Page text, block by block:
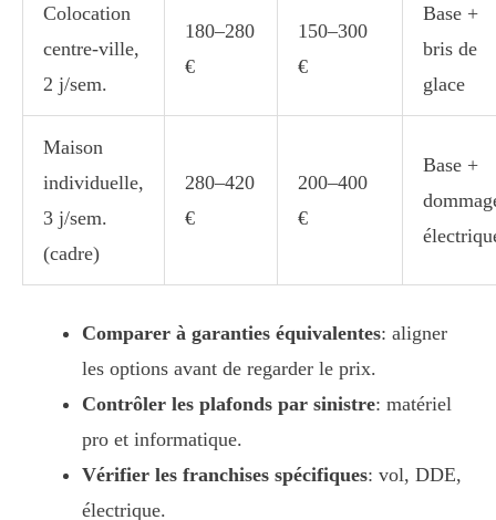
Colocation
centre-ville,
2 j/sem.
180–280
€
150–300
€
Base +
bris de
glace
Maison
individuelle,
3 j/sem.
(cadre)
280–420
€
200–400
€
Base +
Comparer à garanties équivalentes: aligner
les options avant de regarder le prix.
Contrôler les plafonds par sinistre: matériel
pro et informatique.
Vérifier les franchises spécifiques: vol, DDE,
électrique.